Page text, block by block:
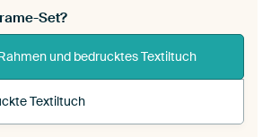
Set?
und bedrucktes Textiltuch
Textiltuch